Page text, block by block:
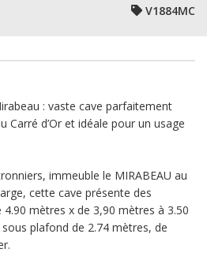
V1884MC
: vaste cave parfaitement
Carré d’Or et idéale pour un usage
immeuble le MIRABEAU au
cette cave présente des
mètres x de 3,90 mètres à 3.50
plafond de 2.74 mètres, de